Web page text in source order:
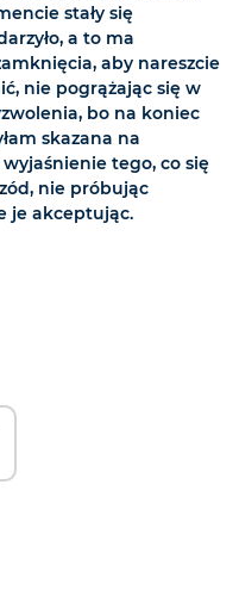
stały się
a to ma
aby nareszcie
nie pogrążając się w
bo na koniec
skazana na
tego, co się
nie próbując
je akceptując.